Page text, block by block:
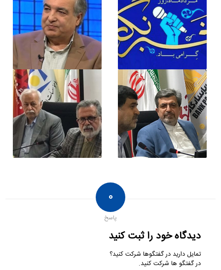
۰
پاسخ
دیدگاه خود را ثبت کنید
تمایل دارید در گفتگوها شرکت کنید؟
در گفتگو ها شرکت کنید.